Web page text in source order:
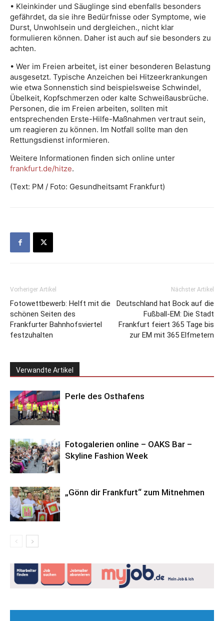
• Kleinkinder und Säuglinge sind ebenfalls besonders
gefährdet, da sie ihre Bedürfnisse oder Symptome, wie
Durst, Unwohlsein und dergleichen., nicht klar
formulieren können. Daher ist auch auf sie besonders zu
achten.
• Wer im Freien arbeitet, ist einer besonderen Belastung
ausgesetzt. Typische Anzeichen bei Hitzeerkrankungen
wie etwa Sonnenstich sind beispielsweise Schwindel,
Übelkeit, Kopfschmerzen oder kalte Schweißausbrüche.
Personen, die im Freien arbeiten, sollten mit
entsprechenden Erste-Hilfe-Maßnahmen vertraut sein,
um reagieren zu können. Im Notfall sollte man den
Rettungsdienst informieren.
Weitere Informationen finden sich online unter
frankfurt.de/hitze.
(Text: PM / Foto: Gesundheitsamt Frankfurt)
Vorheriger Artikel
Fotowettbewerb: Helft mit die
schönen Seiten des
Frankfurter Bahnhofsviertel
festzuhalten
Nächster Artikel
Deutschland hat Bock auf die
Fußball-EM: Die Stadt
Frankfurt feiert 365 Tage bis
zur EM mit 365 Elfmetern
Verwandte Artikel
Perle des Osthafens
Fotogalerien online – OAKS Bar –
Skyline Fashion Week
„Gönn dir Frankfurt“ zum Mitnehmen